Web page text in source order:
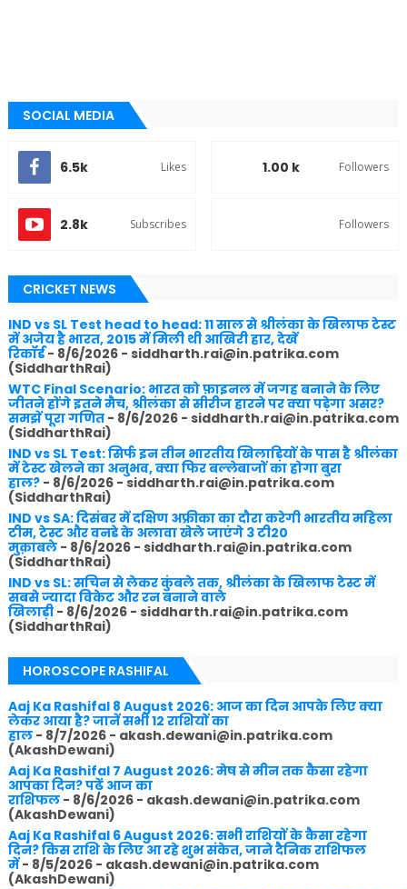
SOCIAL MEDIA
6.5k Likes 1.00 k Followers
2.8k Subscribes Followers
CRICKET NEWS
IND vs SL Test head to head: 11 साल से श्रीलंका के खिलाफ टेस्ट
में अजेय है भारत, 2015 में मिली थी आखिरी हार, देखें
रिकॉर्ड- 8/6/2026- siddharth.rai@in.patrika.com
(SiddharthRai)
WTC Final Scenario: भारत को फ़ाइनल में जगह बनाने के लिए
जीतने होंगे इतने मैच, श्रीलंका से सीरीज हारने पर क्या पड़ेगा असर?
समझें पूरा गणित- 8/6/2026- siddharth.rai@in.patrika.com
(SiddharthRai)
IND vs SL Test: सिर्फ इन तीन भारतीय खिलाड़ियों के पास है श्रीलंका
में टेस्ट खेलने का अनुभव, क्या फिर बल्लेबाजों का होगा बुरा
हाल?- 8/6/2026- siddharth.rai@in.patrika.com
(SiddharthRai)
IND vs SA: दिसंबर में दक्षिण अफ्रीका का दौरा करेगी भारतीय महिला
टीम, टेस्ट और वनडे के अलावा खेले जाएंगे 3 टी20
मुक़ाबले- 8/6/2026- siddharth.rai@in.patrika.com
(SiddharthRai)
IND vs SL: सचिन से लेकर कुंबले तक, श्रीलंका के खिलाफ टेस्ट में
सबसे ज्यादा विकेट और रन बनाने वाले
खिलाड़ी- 8/6/2026- siddharth.rai@in.patrika.com
(SiddharthRai)
HOROSCOPE RASHIFAL
Aaj Ka Rashifal 8 August 2026: आज का दिन आपके लिए क्या
लेकर आया है? जानें सभी 12 राशियों का
हाल- 8/7/2026- akash.dewani@in.patrika.com
(AkashDewani)
Aaj Ka Rashifal 7 August 2026: मेष से मीन तक कैसा रहेगा
आपका दिन? पढ़ें आज का
राशिफल- 8/6/2026- akash.dewani@in.patrika.com
(AkashDewani)
Aaj Ka Rashifal 6 August 2026: सभी राशियों के कैसा रहेगा
दिन? किस राशि के लिए आ रहे शुभ संकेत, जाने दैनिक राशिफल
में- 8/5/2026- akash.dewani@in.patrika.com
(AkashDewani)